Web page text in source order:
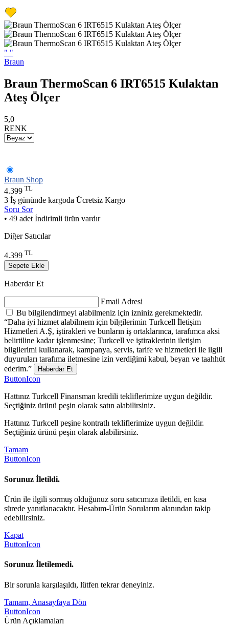
" "
Braun
Braun ThermoScan 6 IRT6515 Kulaktan
Ateş Ölçer
5,0
RENK
Braun Shop
4.399 TL
3 İş gününde kargoda Ücretsiz Kargo
Soru Sor
• 49 adet İndirimli ürün vardır
Diğer Satıcılar
4.399 TL
Sepete Ekle
Haberdar Et
Email Adresi
Bu bilgilendirmeyi alabilmeniz için izniniz gerekmektedir.
“Daha iyi hizmet alabilmem için bilgilerimin Turkcell İletişim
Hizmetleri A.Ş, iştirakleri ve bunların iş ortaklarınca, tarafımca aksi
belirtiline kadar işlenmesine; Turkcell ve iştiraklerinin iletişim
bilgilerimi kullanarak, kampanya, servis, tarife ve hizmetleri ile ilgili
duyuruları tarafıma iletmesine izin verdiğimi kabul, beyan ve taahhüt
ederim.”
Haberdar Et
ButtonIcon
Hattınız Turkcell Finansman kredili tekliflerimize uygun değildir.
Seçtiğiniz ürünü peşin olarak satın alabilirsiniz.
Hattınız Turkcell peşine kontratlı tekliflerimize uygun değildir.
Seçtiğiniz ürünü peşin olarak alabilirsiniz.
Tamam
ButtonIcon
Sorunuz İletildi.
Ürün ile ilgili sormuş olduğunuz soru satıcımıza iletildi, en kısa
sürede yanıtlanacaktır. Hesabım-Ürün Sorularım alanından takip
edebilirsiniz.
Kapat
ButtonIcon
Sorunuz İletilemedi.
Bir sorunla karşılaşıldı, lütfen tekrar deneyiniz.
Tamam, Anasayfaya Dön
ButtonIcon
Ürün Açıklamaları